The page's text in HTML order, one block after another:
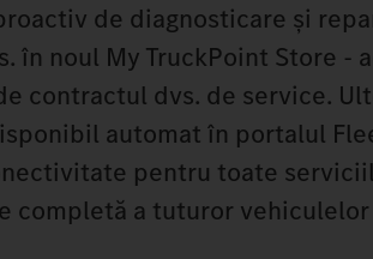
de diagnosticare și
în noul My TruckPoint Store -
contractul dvs. de service.
automat în portalul
pentru toate
completă a tuturor